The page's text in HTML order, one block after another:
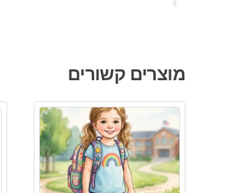
מוצרים קשורים